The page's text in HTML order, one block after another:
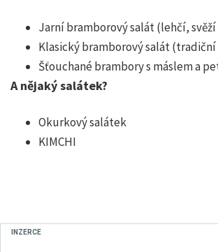
Jarní bramborový salát (lehčí, svěží
Klasický bramborový salát
Šťouchané brambory s máslem a
A nějaký salátek?
Okurkový salátek
KIMCHI
INZERCE